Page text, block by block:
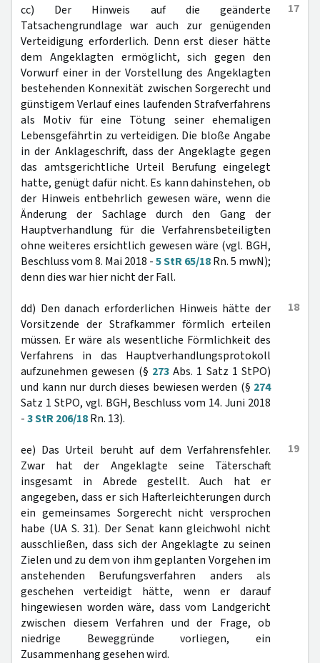
17
cc) Der Hinweis auf die geänderte
Tatsachengrundlage war auch zur genügenden
Verteidigung erforderlich. Denn erst dieser hätte
dem Angeklagten ermöglicht, sich gegen den
Vorwurf einer in der Vorstellung des Angeklagten
bestehenden Konnexität zwischen Sorgerecht und
günstigem Verlauf eines laufenden Strafverfahrens
als Motiv für eine Tötung seiner ehemaligen
Lebensgefährtin zu verteidigen. Die bloße Angabe
in der Anklageschrift, dass der Angeklagte gegen
das amtsgerichtliche Urteil Berufung eingelegt
hatte, genügt dafür nicht. Es kann dahinstehen, ob
der Hinweis entbehrlich gewesen wäre, wenn die
Änderung der Sachlage durch den Gang der
Hauptverhandlung für die Verfahrensbeteiligten
ohne weiteres ersichtlich gewesen wäre (vgl. BGH,
Beschluss vom 8. Mai 2018 -5 StR 65/18Rn. 5 mwN);
denn dies war hier nicht der Fall.
18
dd) Den danach erforderlichen Hinweis hätte der
Vorsitzende der Strafkammer förmlich erteilen
müssen. Er wäre als wesentliche Förmlichkeit des
Verfahrens in das Hauptverhandlungsprotokoll
aufzunehmen gewesen (§ 273Abs. 1 Satz 1 StPO)
und kann nur durch dieses bewiesen werden (§ 274
Satz 1 StPO, vgl. BGH, Beschluss vom 14. Juni 2018
-3 StR 206/18Rn. 13).
19
ee) Das Urteil beruht auf dem Verfahrensfehler.
Zwar hat der Angeklagte seine Täterschaft
insgesamt in Abrede gestellt. Auch hat er
angegeben, dass er sich Hafterleichterungen durch
ein gemeinsames Sorgerecht nicht versprochen
habe (UA S. 31). Der Senat kann gleichwohl nicht
ausschließen, dass sich der Angeklagte zu seinen
Zielen und zu dem von ihm geplanten Vorgehen im
anstehenden Berufungsverfahren anders als
geschehen verteidigt hätte, wenn er darauf
hingewiesen worden wäre, dass vom Landgericht
zwischen diesem Verfahren und der Frage, ob
niedrige Beweggründe vorliegen, ein
Zusammenhang gesehen wird.